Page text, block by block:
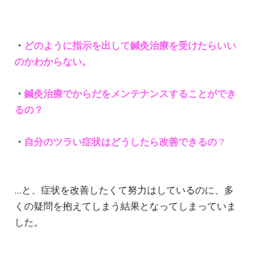
・ どのように指示を出して鍼灸治療を受けたらいい
のかわからない。
・ 鍼灸治療でからだをメンテナンスすることができ
るの？
・ 自分のツラい症状はどうしたら改善できるの ？
...と、症状を改善したくて努力はしているのに、多
くの疑問を抱えてしまう結果となってしまっていま
した。